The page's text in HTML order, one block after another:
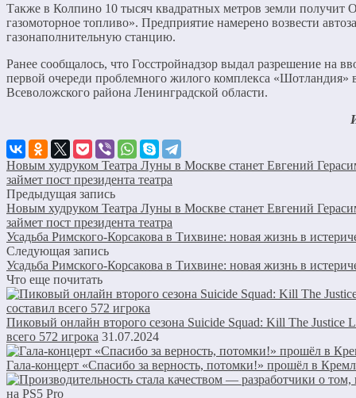
Также в Колпино 10 тысяч квадратных метров земли получит
газомоторное топливо». Предприятие намерено возвести
газонаполнительную станцию.
Ранее сообщалось, что Госстройнадзор выдал разрешение на
первой очереди проблемного жилого комплекса «Шотландия»
Всеволожского района Ленинградской области.
Новым худруком Театра Луны в Москве станет Евгений
займет пост президента театра
Предыдущая запись
Новым худруком Театра Луны в Москве станет Евгений
займет пост президента театра
Усадьба Римского-Корсакова в Тихвине: новая жизнь в
Следующая запись
Усадьба Римского-Корсакова в Тихвине: новая жизнь в
Что еще почитать
Пиковый онлайн второго сезона Suicide Squad: Kill The Justice
всего 572 игрока 31.07.2024
Гала-концерт «Спасибо за верность, потомки!» прошёл в